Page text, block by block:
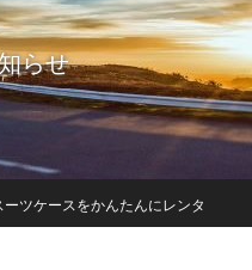
らせ
ツケースをかんたんにレンタ